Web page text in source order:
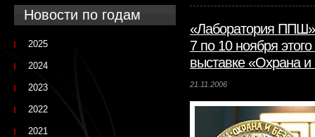
«Лаборатория
7 по 10 ноября
выставке «Охрана и
21.11.2006
Новости по годам
2025
2024
2023
2022
2021